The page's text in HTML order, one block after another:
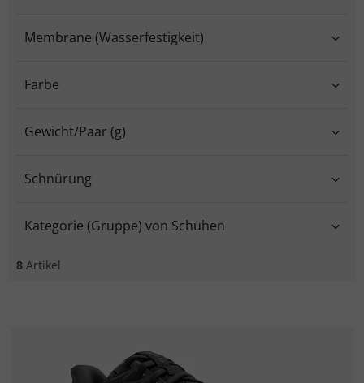
Membrane (Wasserfestigkeit)
Farbe
Gewicht/Paar (g)
Schnürung
Kategorie (Gruppe) von Schuhen
8 Artikel